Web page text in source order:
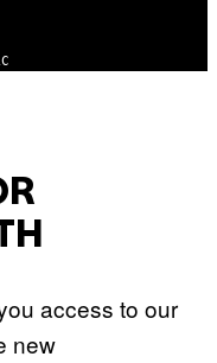
access to our
new